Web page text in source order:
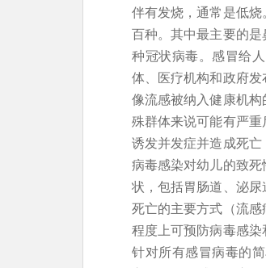
伴有发烧，通常是低
百种。其中最主要的
种冠状病毒。感冒给
体、医疗机构和政府
像流感被纳入健康机
殊群体来说可能有严重
诱发并发症并造成死
病毒感染对幼儿的致
状，包括胃肠道、泌
死亡的主要方式（流
程度上可预防病毒感
针对所有感冒病毒的